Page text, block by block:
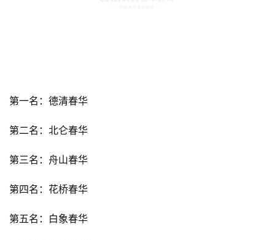
第一名：德清春华
第二名：北仑春华
第三名：舟山春华
第四名：花桥春华
第五名：白象春华